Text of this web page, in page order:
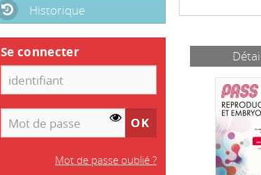
Historique
Se connecter
Mot de passe oublié ?